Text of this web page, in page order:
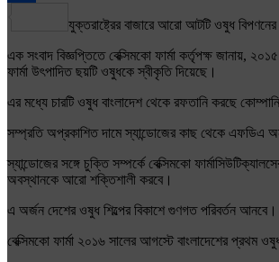
যুক্তরাষ্ট্রের বাজারে আরো আটটি ওষুধ
এক সংবাদ বিজ্ঞপ্তিতে বেক্সিমকো ফার্মা কর্তৃপক্ষ জানায়,
ফার্মা উৎপাদিত ছয়টি ওষুধকে স্বীকৃতি দিয়েছে।
এর মধ্যে চারটি ওষুধ বাংলাদেশ থেকে রফতানি করছে
সম্প্রতি অপ্রকাশিত দামে স্যান্ডোজের কাছ থেকে এফডিএ
স্যান্ডোজের সঙ্গে চুক্তি সম্পর্কে বেক্সিমকো
অবস্থানকে আরো শক্তিশালী করবে।
এ অর্জন দেশের ওষুধ শিল্পের বিকাশে গুণগত পরিবর্তন
বেক্সিমকো ফার্মা ২০১৬ সালের আগস্টে বাংলাদেশের প্রথম